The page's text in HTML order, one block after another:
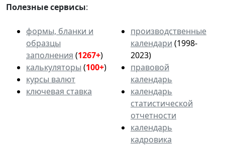
Полезные сервисы:
формы, бланки и
образцы
заполнения (1267+)
калькуляторы (100+)
курсы валют
ключевая ставка
производственные
календари (1998-
2023)
правовой
календарь
календарь
статистической
отчетности
календарь
кадровика